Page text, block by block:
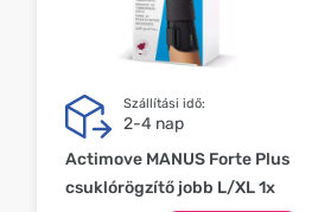
Szállítási idő:
2-4 nap
Actimove MANUS Forte Plus
csuklórögzítő jobb L/XL 1x